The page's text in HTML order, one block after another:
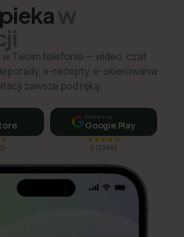
w
w Twoim telefonie — wideo, czat
e-recepty, e-skierowania
zawsze pod ręką.
)
Pobierz na
Google Play
5 (3266)